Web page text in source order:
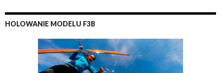
HOLOWANIE MODELU F3B